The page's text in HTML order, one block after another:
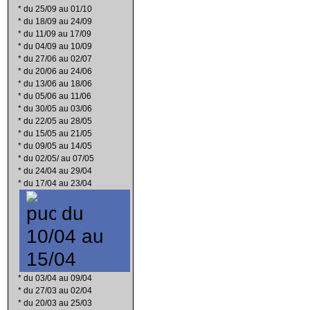
* du 25/09 au 01/10
* du 18/09 au 24/09
* du 11/09 au 17/09
* du 04/09 au 10/09
* du 27/06 au 02/07
* du 20/06 au 24/06
* du 13/06 au 18/06
* du 05/06 au 11/06
* du 30/05 au 03/06
* du 22/05 au 28/05
* du 15/05 au 21/05
* du 09/05 au 14/05
* du 02/05/ au 07/05
* du 24/04 au 29/04
* du 17/04 au 23/04
du
10/04 au
15/04
* du 03/04 au 09/04
* du 27/03 au 02/04
* du 20/03 au 25/03